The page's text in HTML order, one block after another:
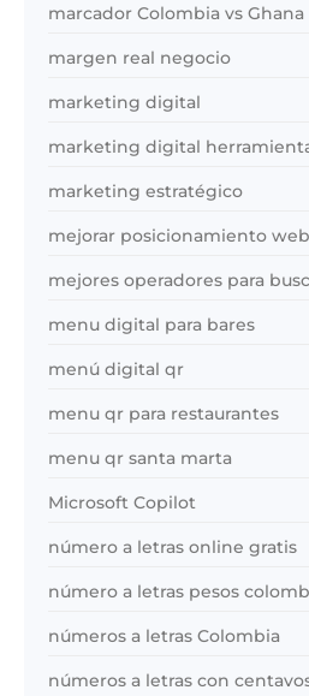
marcador Colombia vs Ghana
margen real negocio
marketing digital
marketing digital
marketing estratégico
mejorar posicionamiento
mejores operadores para
menu digital para bares
menú digital qr
menu qr para restaurantes
menu qr santa marta
Microsoft Copilot
número a letras online gratis
número a letras pesos
números a letras Colombia
números a letras con